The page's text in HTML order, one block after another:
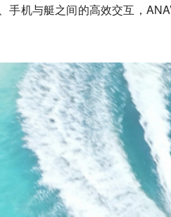
手机与艇之间的高效交互，